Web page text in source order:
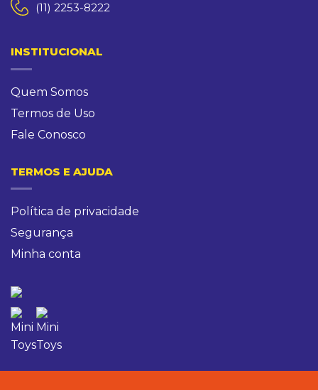
(11) 2253-8222
INSTITUCIONAL
Quem Somos
Termos de Uso
Fale Conosco
TERMOS E AJUDA
Política de privacidade
Segurança
Minha conta